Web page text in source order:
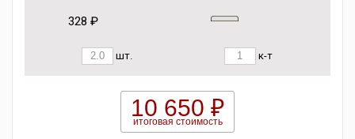
328 ₽
шт. к-т
10 650 ₽
итоговая стоимость